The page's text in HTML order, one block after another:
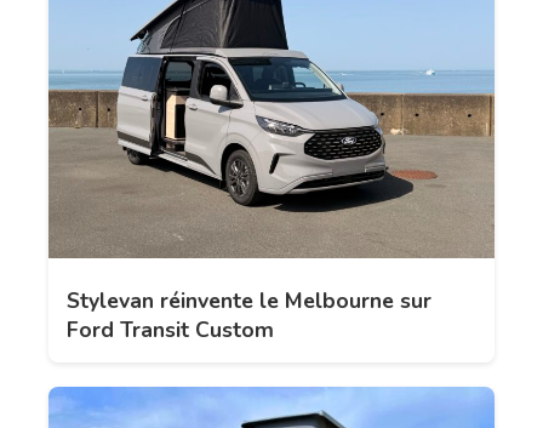
Stylevan réinvente le Melbourne sur
Ford Transit Custom